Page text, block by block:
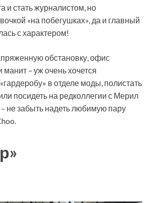
и стать журналистом, но
«на побегушках», да и главный
с характером!
обстановку, офис
манит – уж очень хочется
в отделе моды, полистать
посидеть на редколлегии с Мерил
не забыть надеть любимую пару